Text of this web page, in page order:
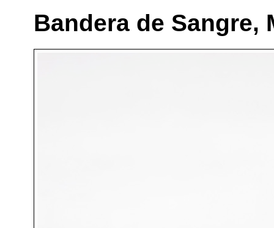
Bandera de Sangre,